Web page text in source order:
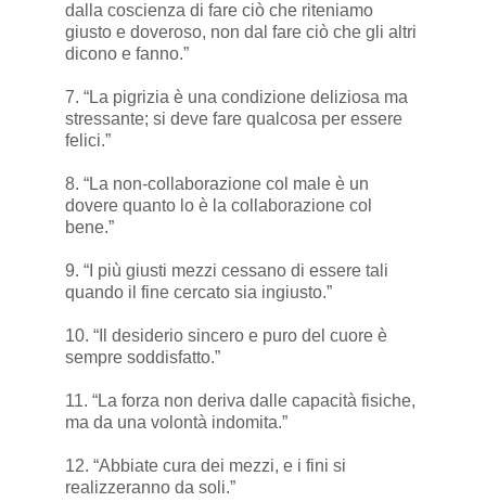
dalla coscienza di fare ciò che riteniamo
giusto e doveroso, non dal fare ciò che gli altri
dicono e fanno.”
7. “La pigrizia è una condizione deliziosa ma
stressante; si deve fare qualcosa per essere
felici.”
8. “La non-collaborazione col male è un
dovere quanto lo è la collaborazione col
bene.”
9. “I più giusti mezzi cessano di essere tali
quando il fine cercato sia ingiusto.”
10. “Il desiderio sincero e puro del cuore è
sempre soddisfatto.”
11. “La forza non deriva dalle capacità fisiche,
ma da una volontà indomita.”
12. “Abbiate cura dei mezzi, e i fini si
realizzeranno da soli.”